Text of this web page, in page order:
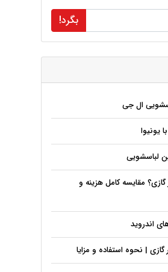
بگرد!
ال جی
یونیوا
مقایسه کامل هزینه و
اندروید
| نحوه استفاده و مزایا